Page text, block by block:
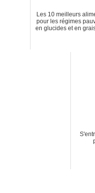
Les 10 meilleurs
pour les régimes
en glucides et en